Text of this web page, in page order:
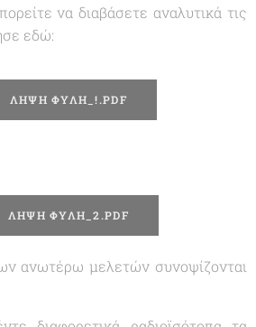
να διαβάσετε αναλυτικά τις
εδώ:
ΛΗΨΗ ΦΥΛΗ_!.PDF
ΛΗΨΗ ΦΥΛΗ_2.PDF
ανωτέρω μελετών συνοψίζονται